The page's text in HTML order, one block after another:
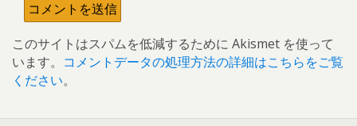
このサイトはスパムを低減するために Akismet を使って
います。 コメントデータの処理方法の詳細はこちらをご覧
ください。